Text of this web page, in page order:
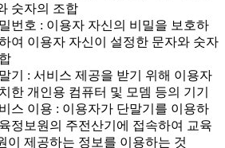
숫자의 조합
번호 : 이용자 자신의 비밀을 보호하
여 이용자 자신이 설정한 문자와 숫자
기 : 서비스 제공을 받기 위해 이용자
한 개인용 컴퓨터 및 모뎀 등의 기기
스 이용 : 이용자가 단말기를 이용하
정보원의 주전산기에 접속하여 교육
이 제공하는 정보를 이용하는 것